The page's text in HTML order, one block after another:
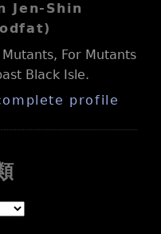
Jen-Shin
Mutants, For Mutants
Black Isle.
profile